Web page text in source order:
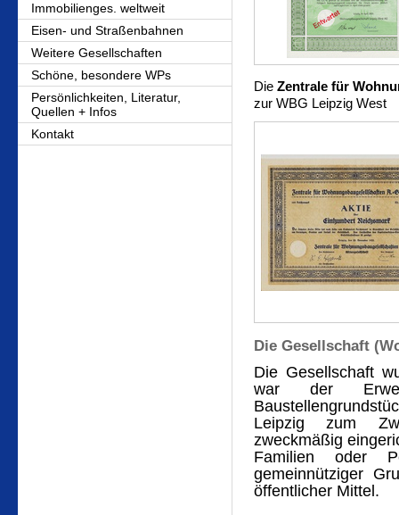
Immobilienges. weltweit
Eisen- und Straßenbahnen
Weitere Gesellschaften
Schöne, besondere WPs
Persönlichkeiten, Literatur,
Quellen + Infos
Kontakt
Die Zentrale für
zur WBG Leipzig West
Die Gesellschaft
Die Gesellschaft
war der
Leipzig zum
zweckmäßig
Familien oder
gemeinnütziger
öffentlicher Mittel.